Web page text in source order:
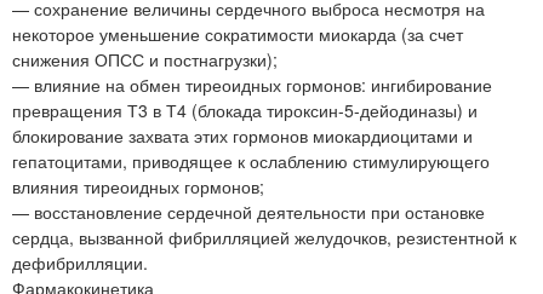
— сохранение величины сердечного выброса несмотря на
некоторое уменьшение сократимости миокарда (за счет
снижения ОПСС и постнагрузки);
— влияние на обмен тиреоидных гормонов: ингибирование
превращения Т3 в Т4 (блокада тироксин-5-дейодиназы) и
блокирование захвата этих гормонов миокардиоцитами и
гепатоцитами, приводящее к ослаблению стимулирующего
влияния тиреоидных гормонов;
— восстановление сердечной деятельности при остановке
сердца, вызванной фибрилляцией желудочков, резистентной к
дефибрилляции.
Фармакокинетика